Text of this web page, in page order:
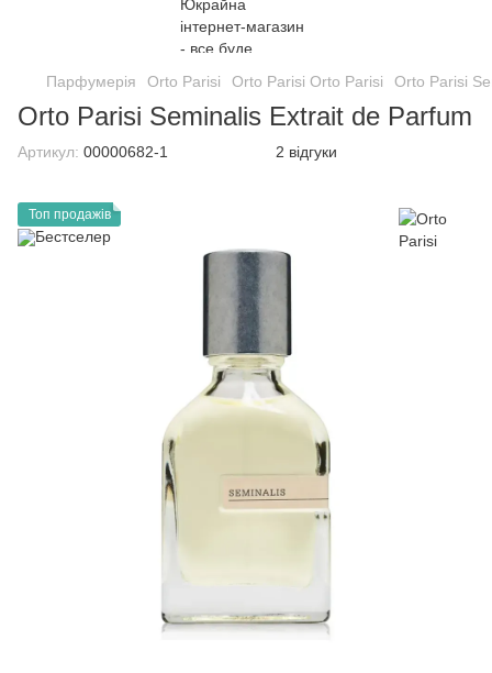
Парфумерія Orto Parisi Orto Parisi Orto Parisi Orto Parisi
Orto Parisi Seminalis Extrait de Parfum
Артикул: 00000682-1 2 відгуки
Топ продажів